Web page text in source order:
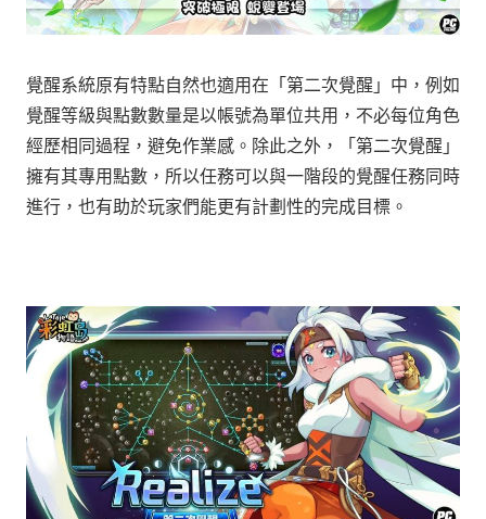
覺醒系統原有特點自然也適用在「第二次覺醒」中，例如
覺醒等級與點數數量是以帳號為單位共用，不必每位角色
經歷相同過程，避免作業感。除此之外，「第二次覺醒」
擁有其專用點數，所以任務可以與一階段的覺醒任務同時
進行，也有助於玩家們能更有計劃性的完成目標。